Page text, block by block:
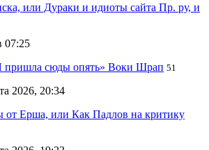
или Дураки и идиоты сайта Пр. ру, и
07:25
пришла сюды опять» Воки Шрап 51
2026, 20:34
от Ерша, или Как Падлов на критику